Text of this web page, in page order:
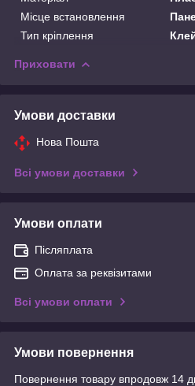
Місце встановлення
Тип кріплення
Приховати
Умови доставки
Нова Пошта
Всі умови доставки
Умови оплати
Післяплата
Оплата за реквізитами
Всі умови оплати
Умови повернення
Повернення товару впродовж 14